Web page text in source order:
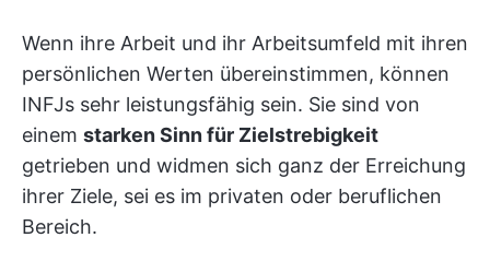
Wenn ihre Arbeit und ihr Arbeitsumfeld mit ihren
persönlichen Werten übereinstimmen, können
INFJs sehr leistungsfähig sein. Sie sind von
einem starken Sinn für Zielstrebigkeit
getrieben und widmen sich ganz der Erreichung
ihrer Ziele, sei es im privaten oder beruflichen
Bereich.